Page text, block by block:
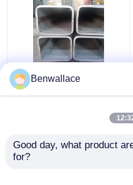
ASTM 316L SS
Vierkant buis TP316L
Benwallace
Good day, what product
for?